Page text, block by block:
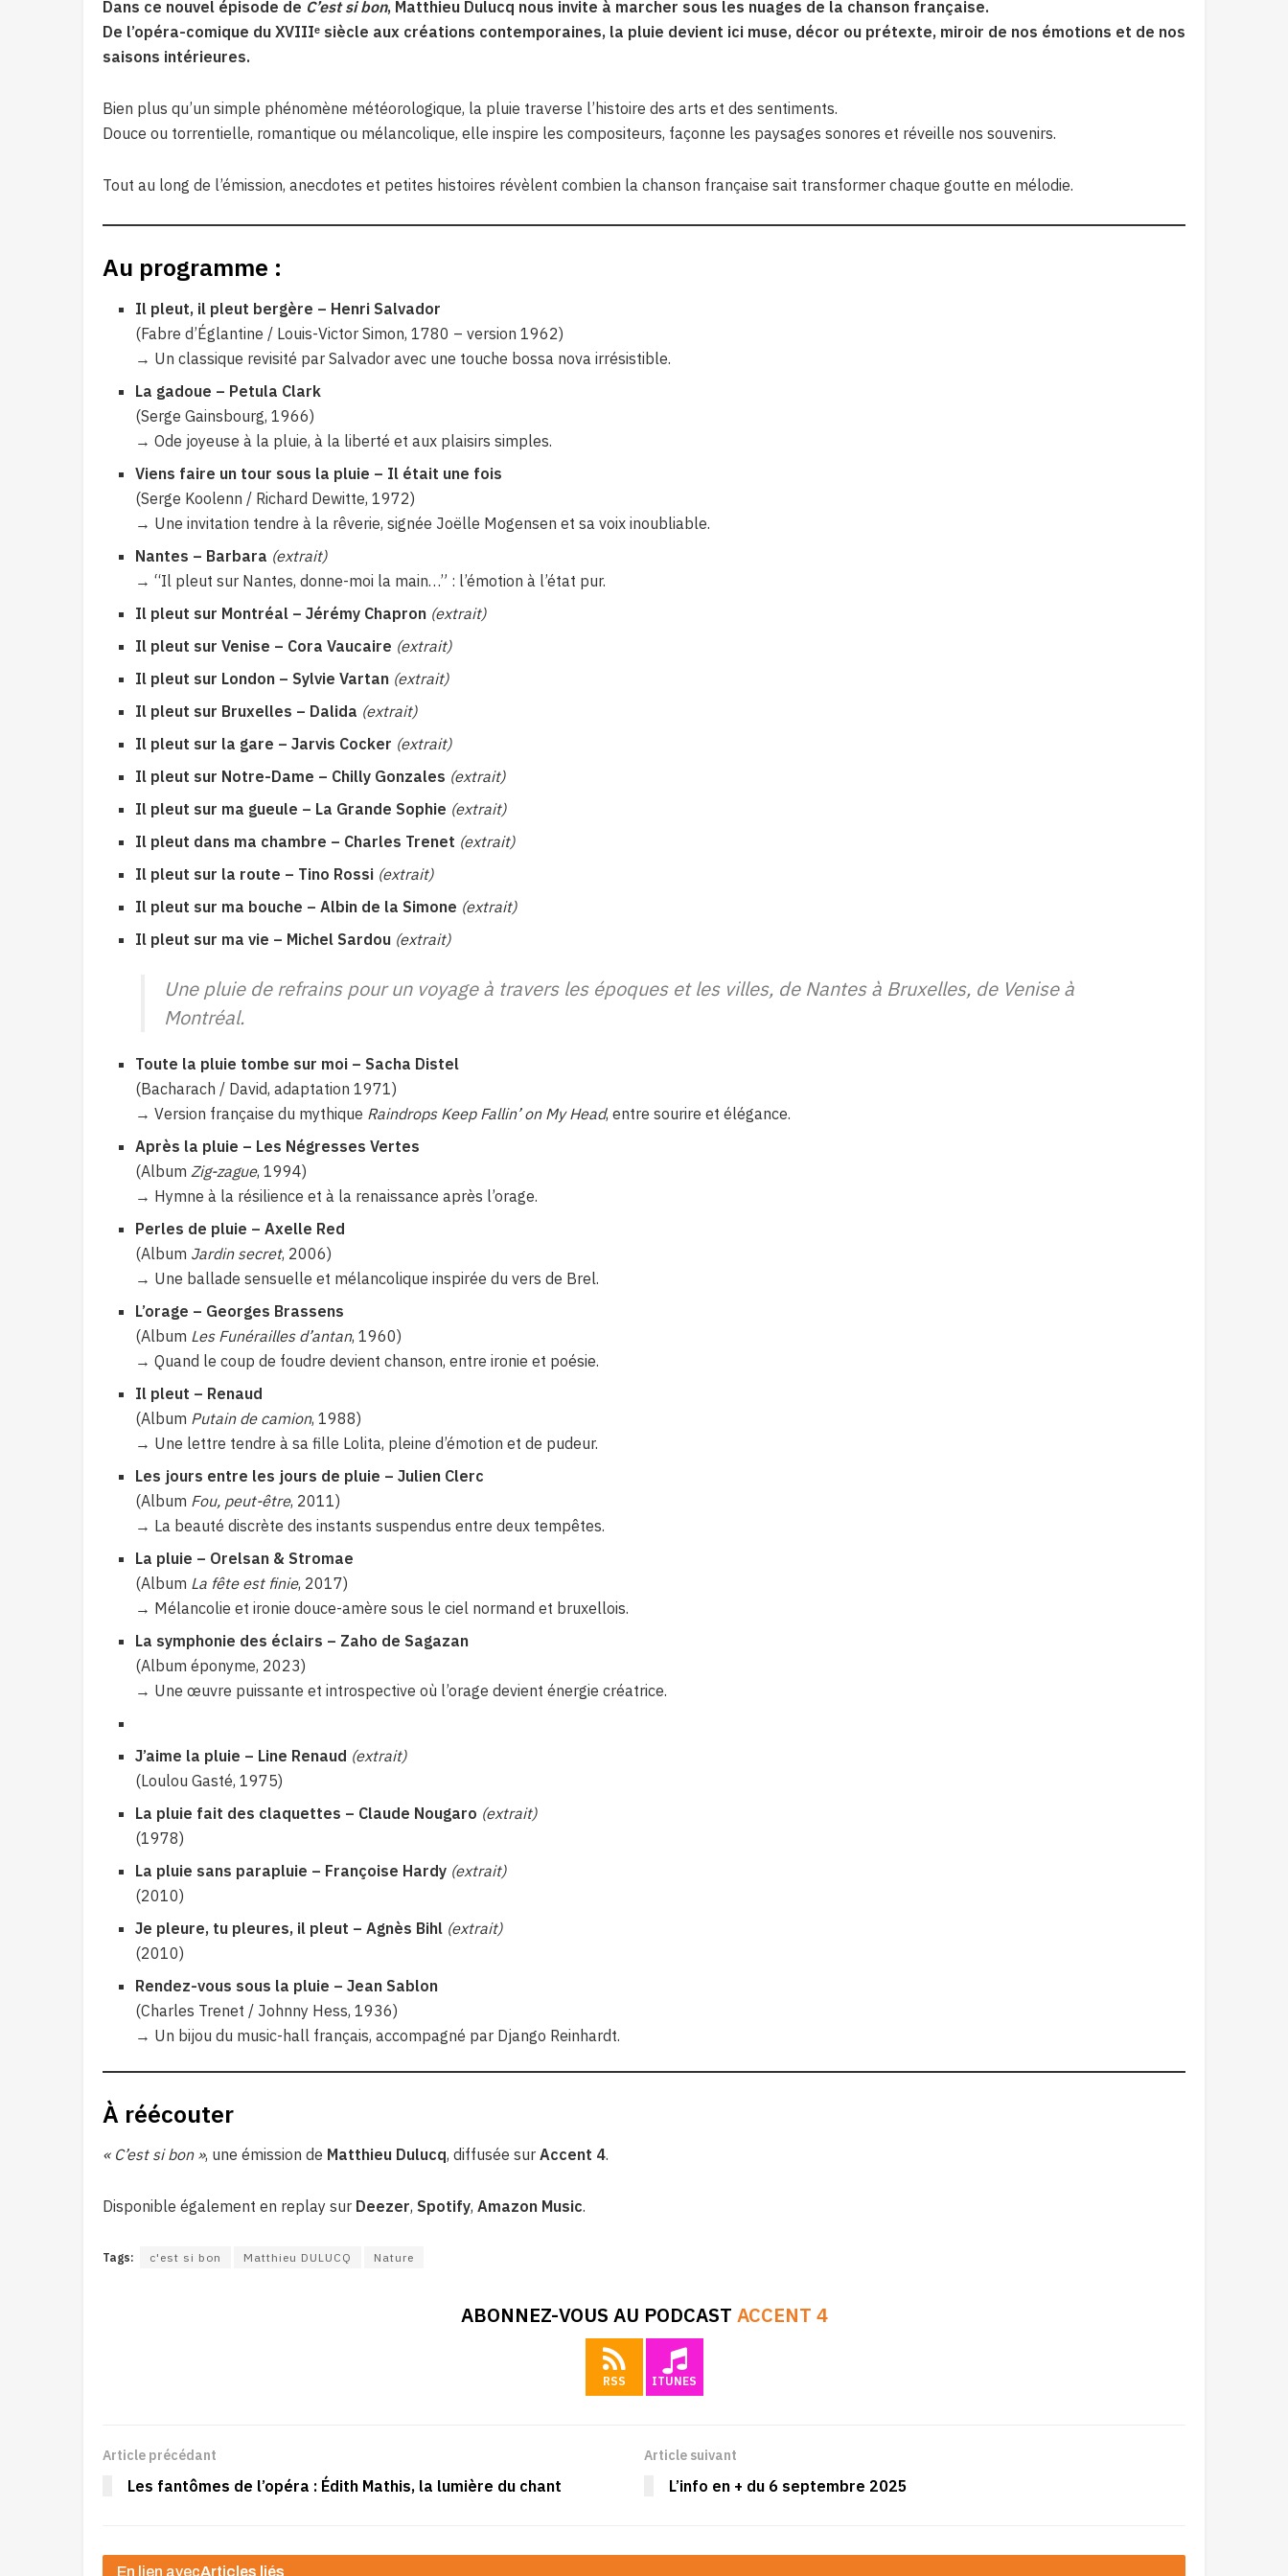
Dans ce nouvel épisode de C’est si bon, Matthieu Dulucq nous invite à marcher sous les nuages de la chanson française.
De l’opéra-comique du XVIIIᵉ siècle aux créations contemporaines, la pluie devient ici muse, décor ou prétexte, miroir de nos émotions et de nos
saisons intérieures.
Bien plus qu’un simple phénomène météorologique, la pluie traverse l’histoire des arts et des sentiments.
Douce ou torrentielle, romantique ou mélancolique, elle inspire les compositeurs, façonne les paysages sonores et réveille nos souvenirs.
Tout au long de l’émission, anecdotes et petites histoires révèlent combien la chanson française sait transformer chaque goutte en mélodie.
Au programme :
Il pleut, il pleut bergère – Henri Salvador
(Fabre d’Églantine / Louis-Victor Simon, 1780 – version 1962)
→ Un classique revisité par Salvador avec une touche bossa nova irrésistible.
La gadoue – Petula Clark
(Serge Gainsbourg, 1966)
→ Ode joyeuse à la pluie, à la liberté et aux plaisirs simples.
Viens faire un tour sous la pluie – Il était une fois
(Serge Koolenn / Richard Dewitte, 1972)
→ Une invitation tendre à la rêverie, signée Joëlle Mogensen et sa voix inoubliable.
Nantes – Barbara (extrait)
→ “Il pleut sur Nantes, donne-moi la main…” : l’émotion à l’état pur.
Il pleut sur Montréal – Jérémy Chapron (extrait)
Il pleut sur Venise – Cora Vaucaire (extrait)
Il pleut sur London – Sylvie Vartan (extrait)
Il pleut sur Bruxelles – Dalida (extrait)
Il pleut sur la gare – Jarvis Cocker (extrait)
Il pleut sur Notre-Dame – Chilly Gonzales (extrait)
Il pleut sur ma gueule – La Grande Sophie (extrait)
Il pleut dans ma chambre – Charles Trenet (extrait)
Il pleut sur la route – Tino Rossi (extrait)
Il pleut sur ma bouche – Albin de la Simone (extrait)
Il pleut sur ma vie – Michel Sardou (extrait)
Une pluie de refrains pour un voyage à travers les époques et les villes, de Nantes à Bruxelles, de Venise à
Montréal.
Toute la pluie tombe sur moi – Sacha Distel
(Bacharach / David, adaptation 1971)
→ Version française du mythique Raindrops Keep Fallin’ on My Head, entre sourire et élégance.
Après la pluie – Les Négresses Vertes
(Album Zig-zague, 1994)
→ Hymne à la résilience et à la renaissance après l’orage.
Perles de pluie – Axelle Red
(Album Jardin secret, 2006)
→ Une ballade sensuelle et mélancolique inspirée du vers de Brel.
L’orage – Georges Brassens
(Album Les Funérailles d’antan, 1960)
→ Quand le coup de foudre devient chanson, entre ironie et poésie.
Il pleut – Renaud
(Album Putain de camion, 1988)
→ Une lettre tendre à sa fille Lolita, pleine d’émotion et de pudeur.
Les jours entre les jours de pluie – Julien Clerc
(Album Fou, peut-être, 2011)
→ La beauté discrète des instants suspendus entre deux tempêtes.
La pluie – Orelsan & Stromae
(Album La fête est finie, 2017)
→ Mélancolie et ironie douce-amère sous le ciel normand et bruxellois.
La symphonie des éclairs – Zaho de Sagazan
(Album éponyme, 2023)
→ Une œuvre puissante et introspective où l’orage devient énergie créatrice.
J’aime la pluie – Line Renaud (extrait)
(Loulou Gasté, 1975)
La pluie fait des claquettes – Claude Nougaro (extrait)
(1978)
La pluie sans parapluie – Françoise Hardy (extrait)
(2010)
Je pleure, tu pleures, il pleut – Agnès Bihl (extrait)
(2010)
Rendez-vous sous la pluie – Jean Sablon
(Charles Trenet / Johnny Hess, 1936)
→ Un bijou du music-hall français, accompagné par Django Reinhardt.
À réécouter
« C’est si bon », une émission de Matthieu Dulucq, diffusée sur Accent 4.
Disponible également en replay sur Deezer, Spotify, Amazon Music.
Tags: c'est si bon Matthieu DULUCQ Nature
ABONNEZ-VOUS AU PODCAST ACCENT 4
RSS ITUNES
Article précédant
Les fantômes de l’opéra : Édith Mathis, la lumière du chant
Article suivant
L’info en + du 6 septembre 2025
En lien avecArticles liés